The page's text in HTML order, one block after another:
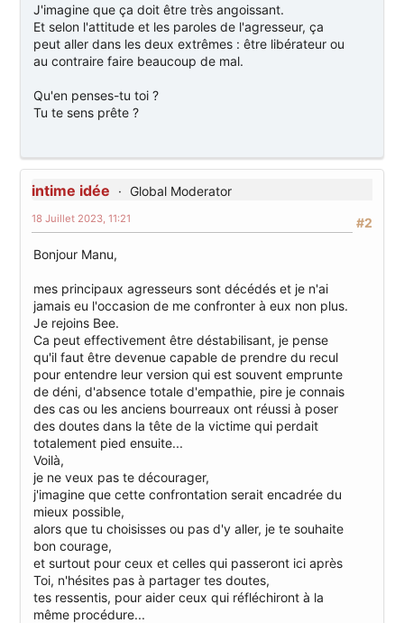
J'imagine que ça doit être très angoissant.
Et selon l'attitude et les paroles de l'agresseur, ça
peut aller dans les deux extrêmes : être libérateur ou
au contraire faire beaucoup de mal.
Qu'en penses-tu toi ?
Tu te sens prête ?
intime idée Global Moderator
#2
18 Juillet 2023, 11:21
Bonjour Manu,
mes principaux agresseurs sont décédés et je n'ai
jamais eu l'occasion de me confronter à eux non plus.
Je rejoins Bee.
Ca peut effectivement être déstabilisant, je pense
qu'il faut être devenue capable de prendre du recul
pour entendre leur version qui est souvent emprunte
de déni, d'absence totale d'empathie, pire je connais
des cas ou les anciens bourreaux ont réussi à poser
des doutes dans la tête de la victime qui perdait
totalement pied ensuite...
Voilà,
je ne veux pas te décourager,
j'imagine que cette confrontation serait encadrée du
mieux possible,
alors que tu choisisses ou pas d'y aller, je te souhaite
bon courage,
et surtout pour ceux et celles qui passeront ici après
Toi, n'hésites pas à partager tes doutes,
tes ressentis, pour aider ceux qui réfléchiront à la
même procédure...